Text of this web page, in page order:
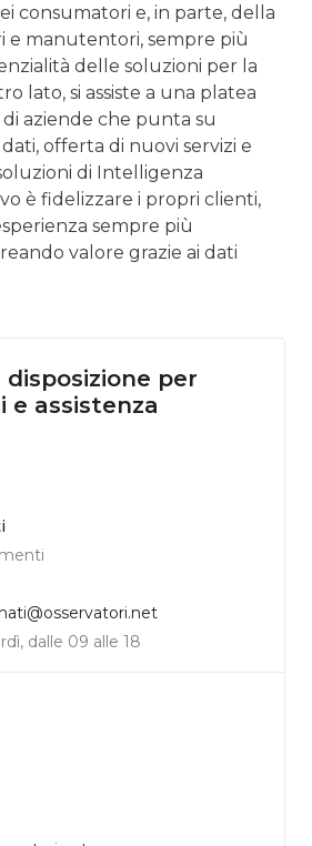
consumatori e, in parte, della
e manutentori, sempre più
delle soluzioni per la
lato, si assiste a una platea
aziende che punta su
offerta di nuovi servizi e
di Intelligenza
è fidelizzare i propri clienti,
sempre più
valore grazie ai dati
per
e assistenza
dalle 09 alle 18